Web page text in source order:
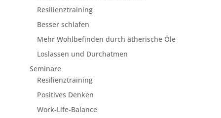
Resilienztraining
Besser schlafen
Mehr Wohlbefinden durch ätherische Öle
Loslassen und Durchatmen
Seminare
Resilienztraining
Positives Denken
Work-Life-Balance